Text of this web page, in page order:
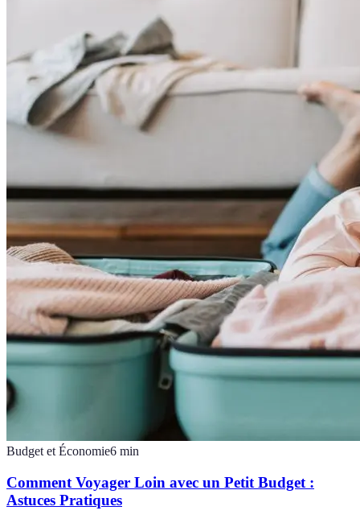
Budget et Économie6 min
Comment Voyager Loin avec un Petit Budget :
Astuces Pratiques